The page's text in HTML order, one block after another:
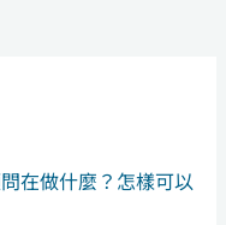
在做什麼？怎樣可以